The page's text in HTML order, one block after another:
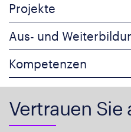
Projekte
Aus- und
Kompetenzen
Vertrauen Sie